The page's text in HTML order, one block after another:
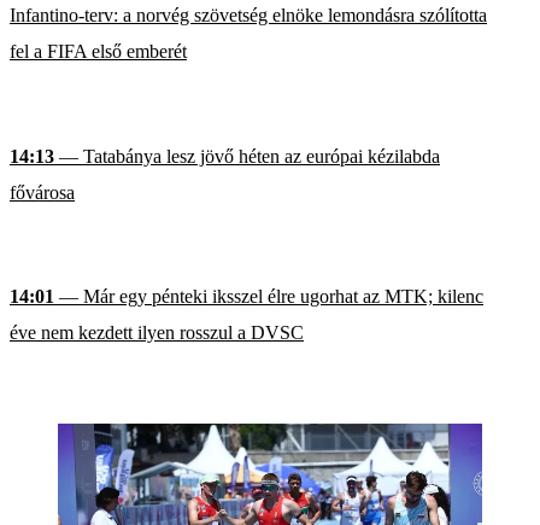
Infantino-terv: a norvég szövetség elnöke lemondásra szólította
fel a FIFA első emberét
14:13 — Tatabánya lesz jövő héten az európai kézilabda
fővárosa
14:01 — Már egy pénteki iksszel élre ugorhat az MTK; kilenc
éve nem kezdett ilyen rosszul a DVSC